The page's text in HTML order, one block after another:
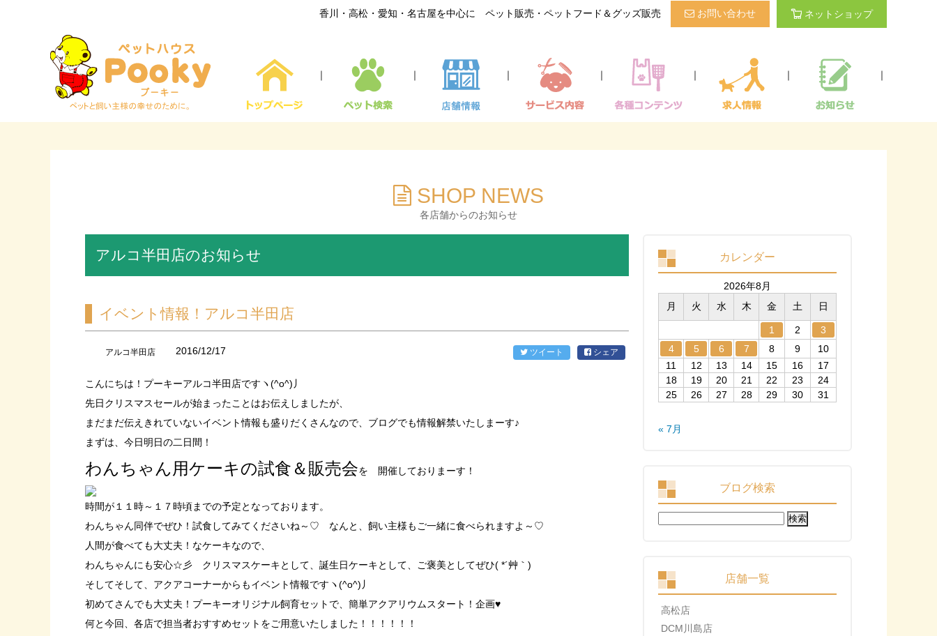
香川・高松・愛知・名古屋を中心に ペット販売・ペットフード＆グッズ販売 お問い合わせ ネットショップ
｜ ｜ ｜ ｜ ｜ ｜ ｜
SHOP NEWS
各店舗からのお知らせ
アルコ半田店のお知らせ
イベント情報！アルコ半田店
アルコ半田店 2016/12/17 ツイート シェア
こんにちは！プーキーアルコ半田店ですヽ(^o^)丿
先日クリスマスセールが始まったことはお伝えしましたが、
まだまだ伝えきれていないイベント情報も盛りだくさんなので、ブログでも情報解禁いたしまーす♪
まずは、今日明日の二日間！
わんちゃん用ケーキの試食＆販売会を 開催しておりまーす！
時間が１１時～１７時頃までの予定となっております。
わんちゃん同伴でぜひ！試食してみてくださいね～♡ なんと、飼い主様もご一緒に食べられますよ～♡
人間が食べても大丈夫！なケーキなので、
わんちゃんにも安心☆彡 クリスマスケーキとして、誕生日ケーキとして、ご褒美としてぜひ( *´艸｀)
そしてそして、アクアコーナーからもイベント情報ですヽ(^o^)丿
初めてさんでも大丈夫！プーキーオリジナル飼育セットで、簡単アクアリウムスタート！企画♥
何と今回、各店で担当者おすすめセットをご用意いたしました！！！！！！
カレンダー
2026年8月
月
火 水 木 金 土 日
1 2
3
4
5 6 7 8 9
10
11
12 13 14 15 16
17
18
19 20 21 22 23
24
25
26 27 28 29 30 31
« 7月
ブログ検索
検
索:
店舗一覧
高松店
DCM川島店